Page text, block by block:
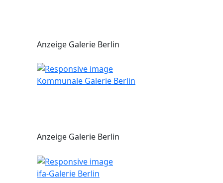
Anzeige Galerie Berlin
Kommunale Galerie Berlin
Anzeige Galerie Berlin
ifa-Galerie Berlin